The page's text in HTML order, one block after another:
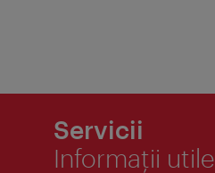
Servicii
Informaţii utile